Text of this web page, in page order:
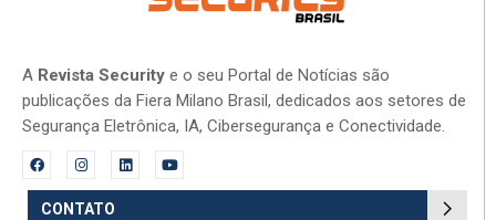
A Revista Security e o seu Portal de Notícias são
publicações da Fiera Milano Brasil, dedicados aos setores de
Segurança Eletrônica, IA, Cibersegurança e Conectividade.
CONTATO